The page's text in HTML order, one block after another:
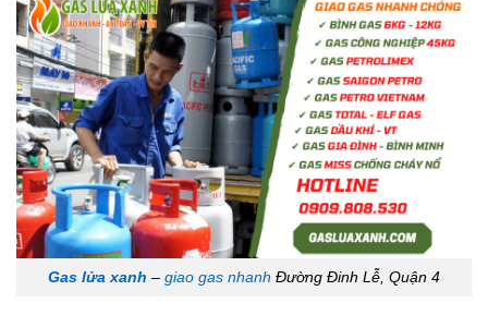
Gas lửa xanh – giao gas nhanh Đường Đinh Lễ, Quận 4